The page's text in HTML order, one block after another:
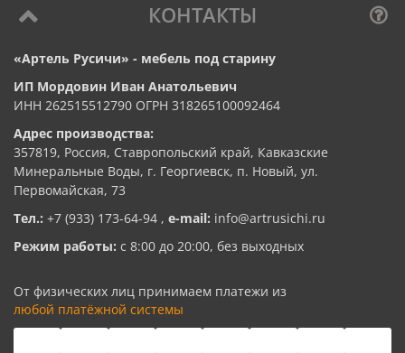
КОНТАКТЫ
«Артель Русичи» - мебель под старину
ИП Мордовин Иван Анатольевич
ИНН 262515512790 ОГРН 318265100092464
Адрес производства:
357819, Россия, Ставропольский край, Кавказские
Минеральные Воды, г. Георгиевск, п. Новый, ул.
Первомайская, 73
Тел.: +7 (933) 173-64-94 , e-mail: info@artrusichi.ru
Режим работы: с 8:00 до 20:00, без выходных
От физических лиц принимаем платежи из
любой платёжной системы